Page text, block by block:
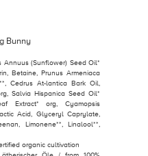
Bunny
Annuus (Sunflower) Seed Oil*
Betaine, Prunus Armeniaca
Cedrus At-lantica Bark Oil,
Salvia Hispanica Seed Oil*
Extract* org, Cyamopsis
Acid, Glyceryl Caprylate,
Limonene**, Linalool**,
organic cultivation